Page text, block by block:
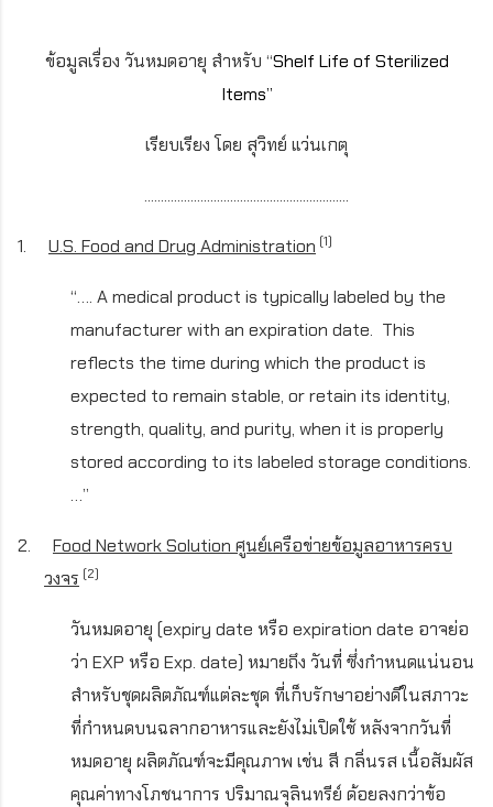
ข้อมูลเรื่อง วันหมดอายุ สำหรับ “Shelf Life of Sterilized
Items”
เรียบเรียง โดย สุวิทย์ แว่นเกตุ
..............................................................
1. U.S. Food and Drug Administration (1)
“…. A medical product is typically labeled by the
manufacturer with an expiration date. This
reflects the time during which the product is
expected to remain stable, or retain its identity,
strength, quality, and purity, when it is properly
stored according to its labeled storage conditions.
…”
2. Food Network Solution ศูนย์เครือข่ายข้อมูลอาหารครบ
วงจร (2)
วันหมดอายุ (expiry date หรือ expiration date อาจย่อ
ว่า EXP หรือ Exp. date) หมายถึง วันที่ ซึ่งกำหนดแน่นอน
สำหรับชุดผลิตภัณฑ์แต่ละชุด ที่เก็บรักษาอย่างดีในสภาวะ
ที่กำหนดบนฉลากอาหารและยังไม่เปิดใช้ หลังจากวันที่
หมดอายุ ผลิตภัณฑ์จะมีคุณภาพ เช่น สี กลิ่นรส เนื้อสัมผัส
คุณค่าทางโภชนาการ ปริมาณจุลินทรีย์ ด้อยลงกว่าข้อ